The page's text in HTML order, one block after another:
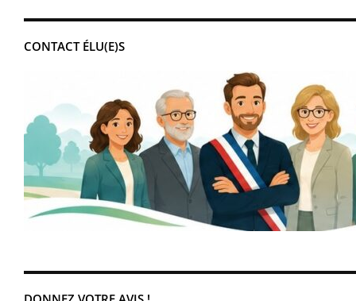
CONTACT ÉLU(E)S